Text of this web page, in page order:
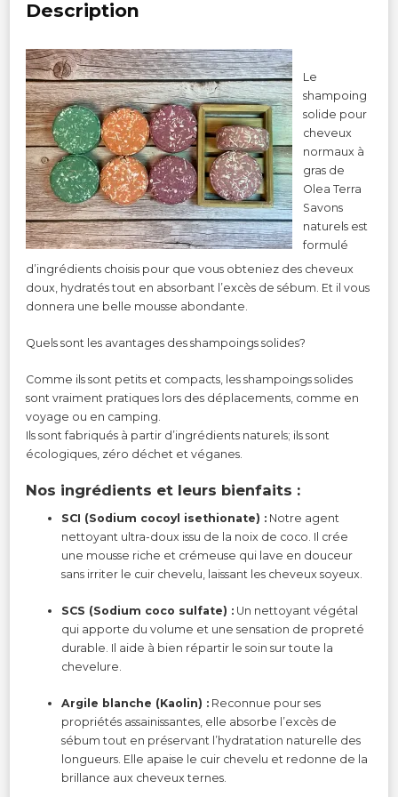
Description
Le
shampoing
solide pour
cheveux
normaux à
gras de
Olea Terra
Savons
naturels est
formulé
d’ingrédients choisis pour que vous obteniez des cheveux
doux, hydratés tout en absorbant l’excès de sébum. Et il vous
donnera une belle mousse abondante.
Quels sont les avantages des shampoings solides?
Comme ils sont petits et compacts, les shampoings solides
sont vraiment pratiques lors des déplacements, comme en
voyage ou en camping.
Ils sont fabriqués à partir d’ingrédients naturels; ils sont
écologiques, zéro déchet et véganes.
Nos ingrédients et leurs bienfaits :
SCI (Sodium cocoyl isethionate) : Notre agent
nettoyant ultra-doux issu de la noix de coco. Il crée
une mousse riche et crémeuse qui lave en douceur
sans irriter le cuir chevelu, laissant les cheveux soyeux.
SCS (Sodium coco sulfate) : Un nettoyant végétal
qui apporte du volume et une sensation de propreté
durable. Il aide à bien répartir le soin sur toute la
chevelure.
Argile blanche (Kaolin) : Reconnue pour ses
propriétés assainissantes, elle absorbe l’excès de
sébum tout en préservant l’hydratation naturelle des
longueurs. Elle apaise le cuir chevelu et redonne de la
brillance aux cheveux ternes.